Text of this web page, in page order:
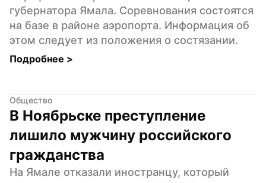
губернатора Ямала. Соревнования состоятся
на базе в районе аэропорта. Информация об
этом следует из положения о состязании.
Подробнее >
Общество
В Ноябрьске преступление
лишило мужчину российского
гражданства
На Ямале отказали иностранцу, который